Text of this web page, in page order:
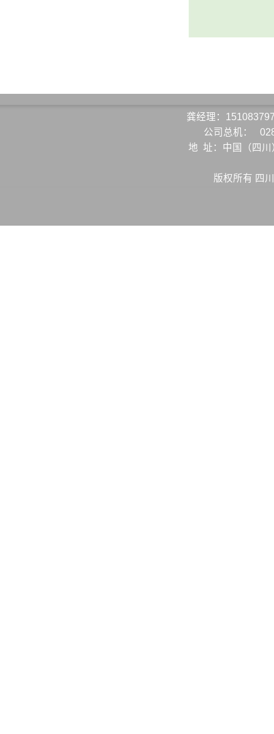
龚经理：
公司总机：
地 址：中国（四川
版权所有 四